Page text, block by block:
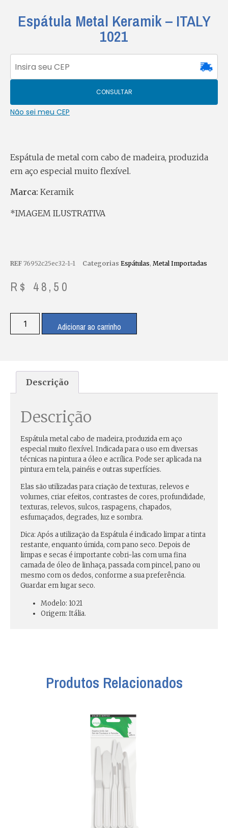
Espátula Metal Keramik – ITALY
1021
CONSULTAR
Não sei meu CEP
Espátula de metal com cabo de madeira, produzida
em aço especial muito flexível.
Marca: Keramik
*IMAGEM ILUSTRATIVA
REF 76952c25ec32-1-1 Categorias Espátulas, Metal Importadas
R$ 48,50
Adicionar ao carrinho
Descrição
Descrição
Espátula metal cabo de madeira, produzida em aço
especial muito flexível. Indicada para o uso em diversas
técnicas na pintura a óleo e acrílica. Pode ser aplicada na
pintura em tela, painéis e outras superfícies.
Elas são utilizadaspara criação de texturas, relevos e
volumes, criar efeitos, contrastes de cores, profundidade,
texturas, relevos, sulcos, raspagens, chapados,
esfumaçados, degrades, luz e sombra.
Dica: Após a utilização da Espátula é indicado limpar a tinta
restante, enquanto úmida, com pano seco. Depois de
limpas e secas é importante cobri-las com uma fina
camada de óleo de linhaça, passada com pincel, pano ou
mesmo com os dedos, conforme a sua preferência.
Guardar em lugar seco.
Modelo: 1021
Origem: Itália.
Produtos Relacionados